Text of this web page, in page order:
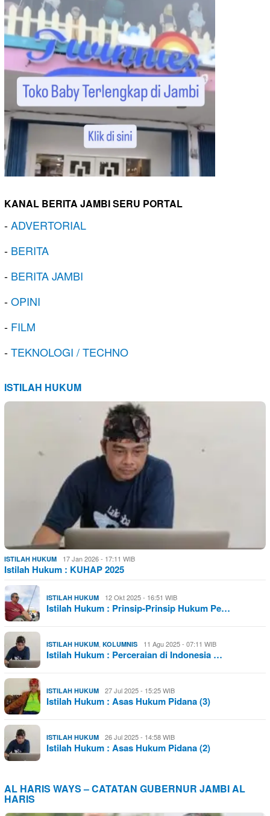
KANAL BERITA JAMBI SERU PORTAL
-ADVERTORIAL
- BERITA
- BERITA JAMBI
-OPINI
- FILM
-TEKNOLOGI / TECHNO
ISTILAH HUKUM
ISTILAH HUKUM 17 Jan 2026 - 17:11 WIB
Istilah Hukum : KUHAP 2025
ISTILAH HUKUM 12 Okt 2025 - 16:51 WIB
Istilah Hukum : Prinsip-Prinsip Hukum Pe…
ISTILAH HUKUM, KOLUMNIS 11 Agu 2025 - 07:11 WIB
Istilah Hukum : Perceraian di Indonesia …
ISTILAH HUKUM 27 Jul 2025 - 15:25 WIB
Istilah Hukum : Asas Hukum Pidana (3)
ISTILAH HUKUM 26 Jul 2025 - 14:58 WIB
Istilah Hukum : Asas Hukum Pidana (2)
AL HARIS WAYS – CATATAN GUBERNUR JAMBI AL
HARIS